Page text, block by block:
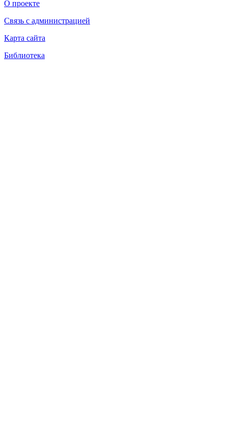
О проекте
Связь с администрацией
Карта сайта
Библиотека